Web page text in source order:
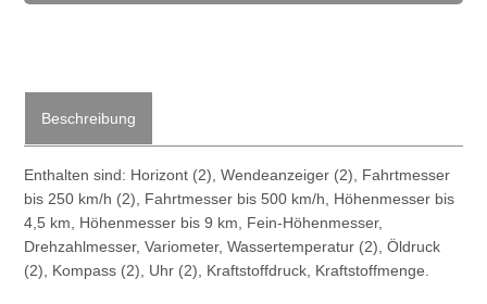
Beschreibung
Enthalten sind: Horizont (2), Wendeanzeiger (2), Fahrtmesser
bis 250 km/h (2), Fahrtmesser bis 500 km/h, Höhenmesser bis
4,5 km, Höhenmesser bis 9 km, Fein-Höhenmesser,
Drehzahlmesser, Variometer, Wassertemperatur (2), Öldruck
(2), Kompass (2), Uhr (2), Kraftstoffdruck, Kraftstoffmenge.